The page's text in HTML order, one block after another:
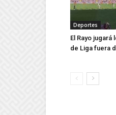
Deportes
El Rayo
de Liga fuera